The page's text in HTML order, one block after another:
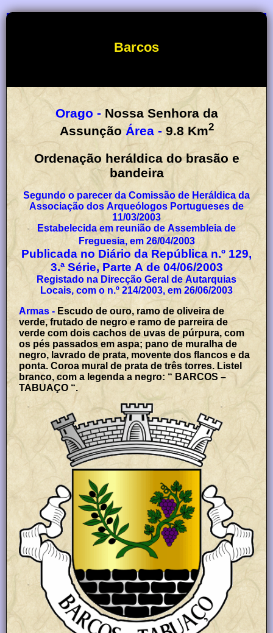
Barcos
Orago - Nossa Senhora da
Assunção Área - 9.8 Km2
Ordenação heráldica do brasão e
bandeira
Segundo o parecer da Comissão de Heráldica da
Associação dos Arqueólogos Portugueses de
11/03/2003
Estabelecida em reunião de Assembleia de
Freguesia, em 26/04/2003
Publicada no Diário da República n.º 129,
3.ª Série, Parte A de 04/06/2003
Registado na Direcção Geral de Autarquias
Locais, com o n.º 214/2003, em 26/06/2003
Armas - Escudo de ouro, ramo de oliveira de
verde, frutado de negro e ramo de parreira de
verde com dois cachos de uvas de púrpura, com
os pés passados em aspa; pano de muralha de
negro, lavrado de prata, movente dos flancos e da
ponta. Coroa mural de prata de três torres. Listel
branco, com a legenda a negro: “ BARCOS –
TABUAÇO “.